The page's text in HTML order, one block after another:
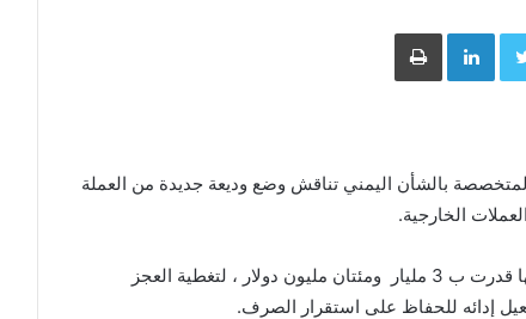
Twitter
LinkedInطباعة
بالشأن اليمني تناقش وضع وديعة جديدة من العملة
الخارجية.
وأشارت المصادر ان الوديعة التي تجري المناقشة حولها قدرت ب 3 مليار ومئتان مليون دولار ، لتغطية العجز
إدائه للحفاظ على استقرار الصرف.